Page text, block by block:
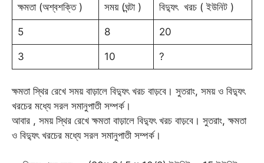
ক্ষমতা (অশ্বশক্তি ) সময় (ঘন্টা ) বিদ্যুৎ খরচ ( ইউনিট )
5 8 20
3 10 ?
ক্ষমতা স্থির রেখে সময় বাড়ালে বিদ্যুৎ খরচ বাড়বে। সুতরাং, সময় ও বিদ্যুৎ
খরচের মধ্যে সরল সমানুপাতী সম্পর্ক।
আবার , সময় স্থির রেখে ক্ষমতা বাড়ালে বিদ্যুৎ খরচ বাড়বে। সুতরাং, ক্ষমতা
ও বিদ্যুৎ খরচের মধ্যে সরল সমানুপাতী সম্পর্ক।